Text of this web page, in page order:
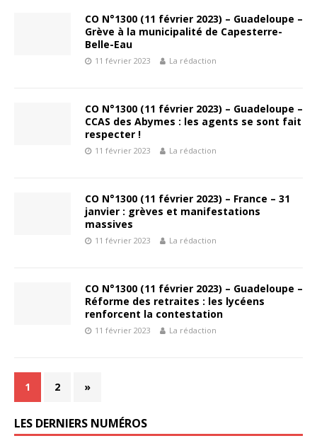
CO N°1300 (11 février 2023) – Guadeloupe –
Grève à la municipalité de Capesterre-
Belle-Eau
11 février 2023 La rédaction
CO N°1300 (11 février 2023) – Guadeloupe –
CCAS des Abymes : les agents se sont fait
respecter !
11 février 2023 La rédaction
CO N°1300 (11 février 2023) – France – 31
janvier : grèves et manifestations
massives
11 février 2023 La rédaction
CO N°1300 (11 février 2023) – Guadeloupe –
Réforme des retraites : les lycéens
renforcent la contestation
11 février 2023 La rédaction
1 2 »
LES DERNIERS NUMÉROS